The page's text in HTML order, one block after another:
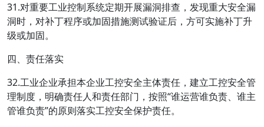
31.对重要工业控制系统定期开展漏洞排查，发现重大安全漏
洞时，对补丁程序或加固措施测试验证后，方可实施补丁升
级或加固。
四、责任落实
32.工业企业承担本企业工控安全主体责任，建立工控安全管
理制度，明确责任人和责任部门，按照“谁运营谁负责、谁主
管谁负责”的原则落实工控安全保护责任。